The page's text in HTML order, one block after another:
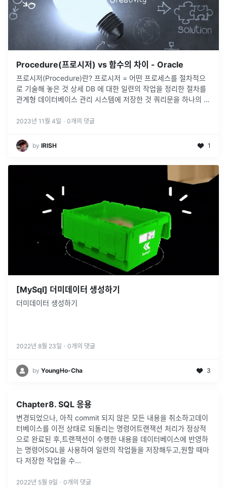
Procedure(프로시저) vs 함수의 차이 - Oracle
프로시저(Procedure)란? 프로시저 = 어떤 프로세스를 절차적으
로 기술해 놓은 것 상세 DB 에 대한 일련의 작업을 정리한 절차를
관계형 데이터베이스 관리 시스템에 저장한 것 쿼리문을 하나의 메
임 하나의 요청으로 여러 SQL문을 실행시킬 수 있기때문에 네트
2023년 11월 4일 · 0개의 댓글
by IRISH 1
[MySql] 더미데이터 생성하기
더미데이터 생성하기
2022년 8월 23일 · 0개의 댓글
by YoungHo-Cha 3
Chapter8. SQL 응용
변경되었으나, 아직 commit 되지 않은 모든 내용을 취소하고데이
터베이스를 이전 상태로 되돌리는 명령어트랜잭션 처리가 정상적
으로 완료된 후,트랜잭션이 수행한 내용을 데이터베이스에 반영하
는 명령어SQL을 사용하여 일련의 작업들을 저장해두고,원할 때마
다 저장한 작업을 수...
2022년 5월 9일 · 0개의 댓글